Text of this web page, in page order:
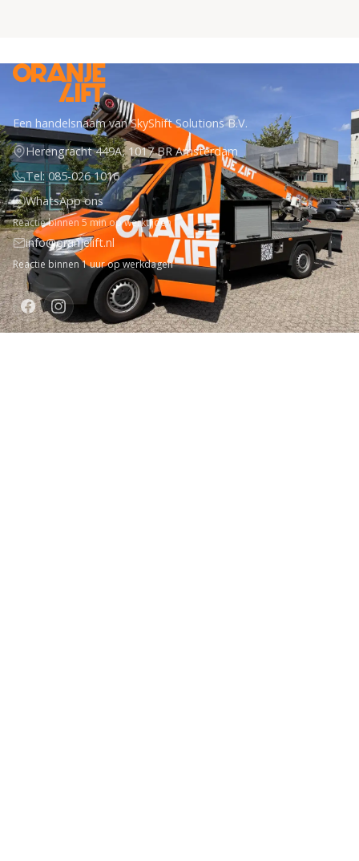
Een handelsnaam van SkyShift Solutions B.V.
Herengracht 449A, 1017 BR Amsterdam
Tel: 085-026 1016
WhatsApp ons
Reactie binnen 5 min op werktijden
info@oranjelift.nl
Reactie binnen 1 uur op werkdagen